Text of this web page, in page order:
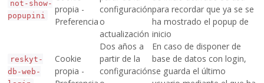
not-show-
popupini
propia -
Preferencia
configuración
o
actualización
para recordar que ya se se
ha mostrado el popup de
inicio
reskyt-
db-web-
Cookie
propia -
Dos años a
partir de la
configuración
En caso de disponer de
base de datos con login,
se guarda el último